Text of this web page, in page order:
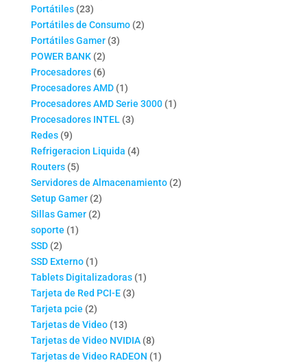
Portátiles 2323
productos
Portátiles de Consumo 22
Portátiles Gamer 33
POWER BANK 22
productos
Procesadores 66
productos
Procesadores AMD 11
producto
Procesadores AMD Serie 3000 11
Procesadores INTEL 33
Redes 99
productos
Refrigeracion Liquida 44
Routers 55
productos
Servidores de Almacenamiento 22
Setup Gamer 22
productos
Sillas Gamer 22
soporte 11
SSD 22
productos
SSD Externo 11
producto
Tablets Digitalizadoras 11
Tarjeta de Red PCI-E 33
Tarjeta pcie 22
productos
Tarjetas de Video 1313
productos
Tarjetas de Video NVIDIA 88
productos
Tarjetas de Video RADEON 11